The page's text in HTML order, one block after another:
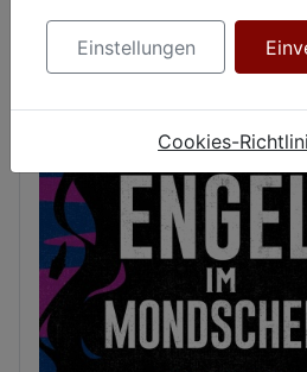
Einstellungen
Cookies-